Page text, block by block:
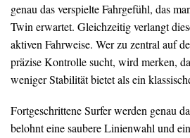
genau das verspielte Fahrgefühl, das
Twin erwartet. Gleichzeitig verlangt
aktiven Fahrweise. Wer zu zentral auf
präzise Kontrolle sucht, wird merken,
weniger Stabilität bietet als ein
Fortgeschrittene Surfer werden genau
belohnt eine saubere Linienwahl und